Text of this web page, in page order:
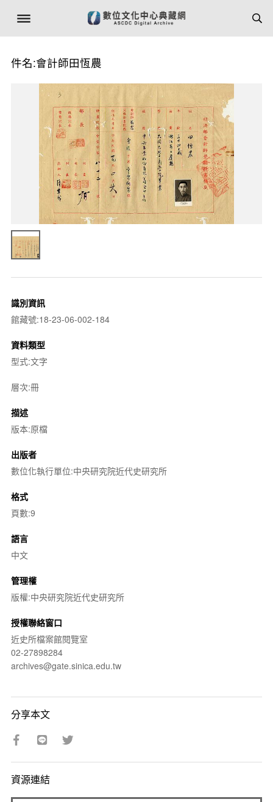
件名:會計師田恆農
識別資訊
館藏號:18-23-06-002-184
資料類型
型式:文字
層次:冊
描述
版本:原檔
出版者
數位化執行單位:中央研究院近代史研究所
格式
頁數:9
語言
中文
管理權
版權:中央研究院近代史研究所
授權聯絡窗口
近史所檔案館閱覽室
02-27898284
archives@gate.sinica.edu.tw
分享本文
資源連結